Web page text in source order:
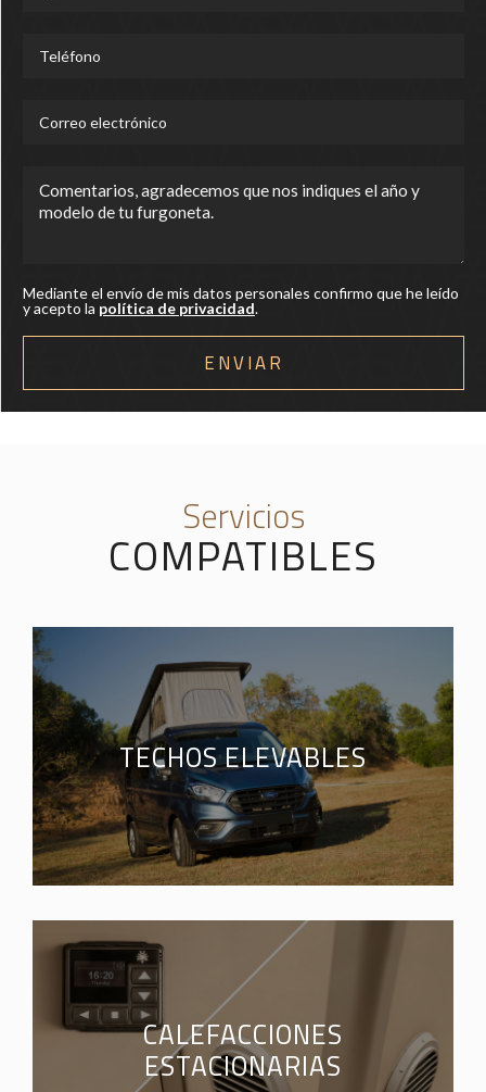
Mediante el envío de mis datos personales confirmo que he leído
y acepto la política de privacidad.
Servicios
COMPATIBLES
TECHOS ELEVABLES
CALEFACCIONES
ESTACIONARIAS